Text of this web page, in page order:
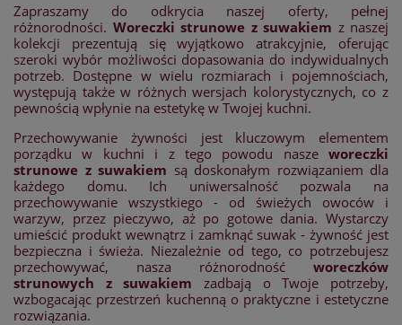
Zapraszamy do odkrycia naszej oferty, pełnej
różnorodności. Woreczki strunowe z suwakiem z naszej
kolekcji prezentują się wyjątkowo atrakcyjnie, oferując
szeroki wybór możliwości dopasowania do indywidualnych
potrzeb. Dostępne w wielu rozmiarach i pojemnościach,
występują także w różnych wersjach kolorystycznych, co z
pewnością wpłynie na estetykę w Twojej kuchni.
Przechowywanie żywności jest kluczowym elementem
porządku w kuchni i z tego powodu nasze woreczki
strunowe z suwakiem są doskonałym rozwiązaniem dla
każdego domu. Ich uniwersalność pozwala na
przechowywanie wszystkiego - od świeżych owoców i
warzyw, przez pieczywo, aż po gotowe dania. Wystarczy
umieścić produkt wewnątrz i zamknąć suwak - żywność jest
bezpieczna i świeża. Niezależnie od tego, co potrzebujesz
przechowywać, nasza różnorodność woreczków
strunowych z suwakiem zadbają o Twoje potrzeby,
wzbogacając przestrzeń kuchenną o praktyczne i estetyczne
rozwiązania.